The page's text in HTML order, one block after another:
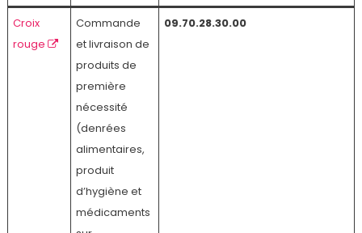
Croix
rouge
Commande
et livraison de
produits de
première
nécessité
(denrées
alimentaires,
produit
d’hygiène et
médicaments
09.70.28.30.00